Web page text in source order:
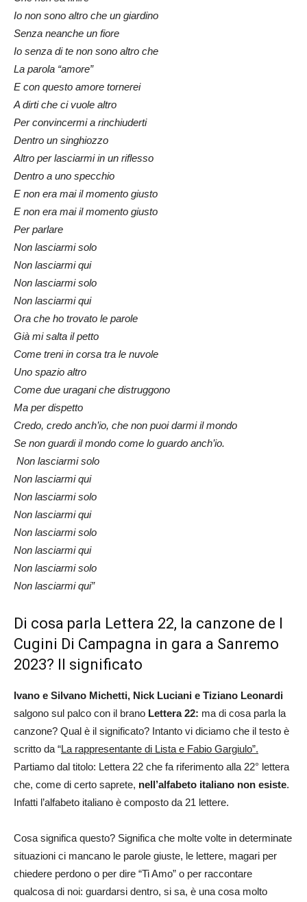
Io non sono altro che un giardino
Senza neanche un fiore
Io senza di te non sono altro che
La parola “amore”
E con questo amore tornerei
A dirti che ci vuole altro
Per convincermi a rinchiuderti
Dentro un singhiozzo
Altro per lasciarmi in un riflesso
Dentro a uno specchio
E non era mai il momento giusto
E non era mai il momento giusto
Per parlare
Non lasciarmi solo
Non lasciarmi qui
Non lasciarmi solo
Non lasciarmi qui
Ora che ho trovato le parole
Già mi salta il petto
Come treni in corsa tra le nuvole
Uno spazio altro
Come due uragani che distruggono
Ma per dispetto
Credo, credo anch’io, che non puoi darmi il mondo
Se non guardi il mondo come lo guardo anch’io.
Non lasciarmi solo
Non lasciarmi qui
Non lasciarmi solo
Non lasciarmi qui
Non lasciarmi solo
Non lasciarmi qui
Non lasciarmi solo
Non lasciarmi qui”
Di cosa parla Lettera 22, la canzone de I
Cugini Di Campagna in gara a Sanremo
2023? Il significato
Ivano e Silvano Michetti, Nick Luciani e Tiziano Leonardi
salgono sul palco con il brano Lettera 22: ma di cosa parla la
canzone? Qual è il significato? Intanto vi diciamo che il testo è
scritto da “La rappresentante di Lista e Fabio Gargiulo”.
Partiamo dal titolo: Lettera 22 che fa riferimento alla 22° lettera
che, come di certo saprete, nell’alfabeto italiano non esiste.
Infatti l’alfabeto italiano è composto da 21 lettere.
Cosa significa questo? Significa che molte volte in determinate
situazioni ci mancano le parole giuste, le lettere, magari per
chiedere perdono o per dire “Ti Amo” o per raccontare
qualcosa di noi: guardarsi dentro, si sa, è una cosa molto